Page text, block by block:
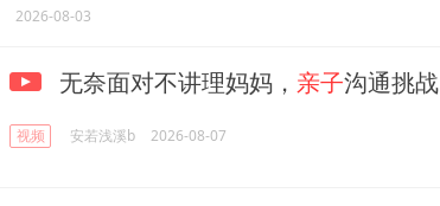
2026-08-03
无奈面对不讲理妈妈， 亲子沟通挑战
视频 安若浅溪b 2026-08-07